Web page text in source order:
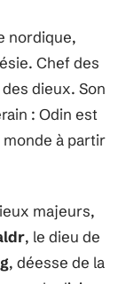
nordique,
Chef des
dieux. Son
: Odin est
monde à partir
majeurs,
, le dieu de
, déesse de la